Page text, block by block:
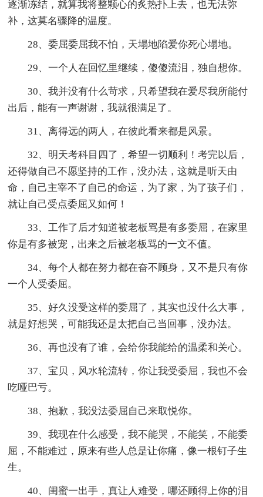
逐渐冻结，就算我将整颗心的炙热扑上去，也无法弥
补，这莫名骤降的温度。
28、委屈委屈我不怕，天塌地陷爱你死心塌地。
29、一个人在回忆里继续，傻傻流泪，独自想你。
30、我并没有什么苛求，只希望我在爱尽我所能付
出后，能有一声谢谢，我就很满足了。
31、离得远的两人，在彼此看来都是风景。
32、明天考科目四了，希望一切顺利！考完以后，
还得做自己不愿坚持的工作，没办法，这就是听天由
命，自己主宰不了自己的命运，为了家，为了孩子们，
就让自己受点委屈又如何！
33、工作了后才知道被老板骂是有多委屈，在家里
你是有多被宠，出来之后被老板骂的一文不值。
34、每个人都在努力都在奋不顾身，又不是只有你
一个人受委屈。
35、好久没受这样的委屈了，其实也没什么大事，
就是好想哭，可能我还是太把自己当回事，没办法。
36、再也没有了谁，会给你我能给的温柔和关心。
37、宝贝，风水轮流转，你让我受委屈，我也不会
吃哑巴亏。
38、抱歉，我没法委屈自己来取悦你。
39、我现在什么感受，我不能哭，不能笑，不能委
屈，不能难过，原来有些人总是让你痛，像一根钉子生
生。
40、闺蜜一出手，真让人难受，哪还顾得上你的泪